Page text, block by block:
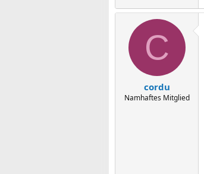
C
cordu
Namhaftes Mitglied